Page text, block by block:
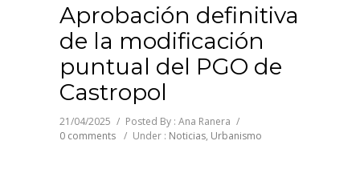
Aprobación definitiva
de la modificación
puntual del PGO de
Castropol
21/04/2025 / Posted By : Ana Ranera /
0 comments / Under : Noticias, Urbanismo